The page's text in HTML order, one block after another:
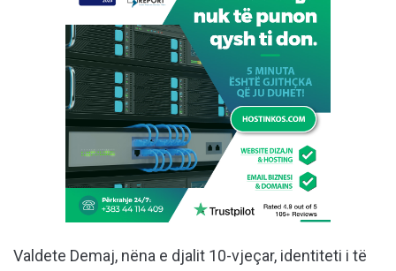
Valdete Demaj, nëna e djalit 10-vjeçar, identiteti i të